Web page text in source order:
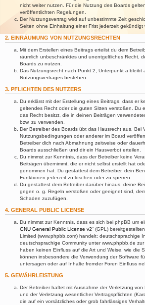
nicht weiter nutzen. Für die Nutzung des Boards
veröffentlichten Regelungen.
Der Nutzungsvertrag wird auf unbestimmte Zeit
Seiten ohne Einhaltung einer Frist jederzeit gekündigt
2. EINRÄUMUNG VON NUTZUNGSRECHTEN
Mit dem Erstellen eines Beitrags erteilst du dem
räumlich unbeschränktes und unentgeltliches Recht,
Boards zu nutzen.
Das Nutzungsrecht nach Punkt 2, Unterpunkt a bleibt
Nutzungsvertrages bestehen.
3. PFLICHTEN DES NUTZERS
Du erklärst mit der Erstellung eines Beitrags, dass er
geltendes Recht oder die guten Sitten verstoßen. Du
das Recht besitzt, die in deinen Beiträgen
bzw. zu verwenden.
Der Betreiber des Boards übt das Hausrecht aus. Bei
Nutzungsbedingungen oder anderer im Board
Betreiber dich nach Abmahnung zeitweise oder
Boards ausschließen und dir ein Hausverbot erteilen.
Du nimmst zur Kenntnis, dass der Betreiber keine
Beiträgen übernimmt, die er nicht selbst erstellt hat
genommen hat. Du gestattest dem Betreiber, dein
Funktionen jederzeit zu löschen oder zu sperren.
Du gestattest dem Betreiber darüber hinaus, deine
gegen o. g. Regeln verstoßen oder geeignet sind,
Schaden zuzufügen.
4. GENERAL PUBLIC LICENSE
Du nimmst zur Kenntnis, dass es sich bei phpBB um
GNU General Public License v2“ (GPL)
Limited (www.phpbb.com) handelt; deutschsprachige
deutschsprachige Community unter www.phpbb.de
haben keinen Einfluss auf die Art und Weise, wie die
können insbesondere die Verwendung der Software
untersagen oder auf Inhalte fremder Foren Einfluss
5. GEWÄHRLEISTUNG
Der Betreiber haftet mit Ausnahme der Verletzung
und der Verletzung wesentlicher Vertragspflichten
die auf ein vorsätzliches oder grob fahrlässiges